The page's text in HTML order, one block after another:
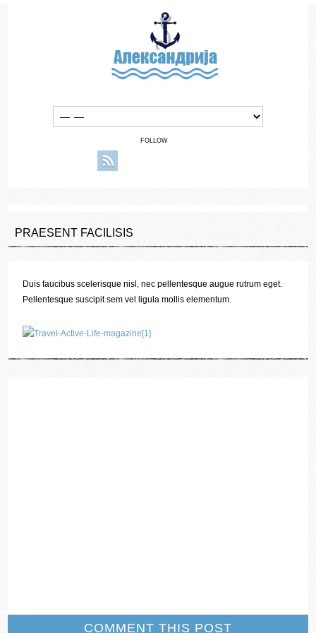
FOLLOW
PRAESENT FACILISIS
Duis faucibus scelerisque nisl, nec pellentesque augue rutrum eget.
Pellentesque suscipit sem vel ligula mollis elementum.
COMMENT THIS POST